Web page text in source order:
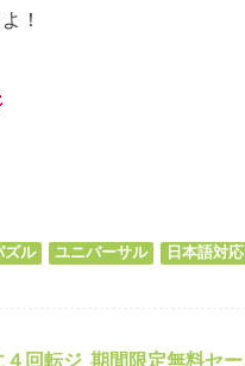
！
ズル ユニバーサル 日本語対応
４回転ジ 期間限定無料セ